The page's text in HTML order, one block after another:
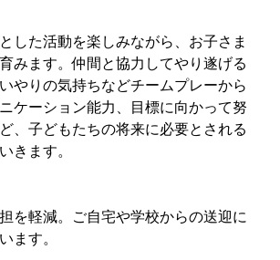
した活動を楽しみながら、お子さま
みます。仲間と協力してやり遂げる
やりの気持ちなどチームプレーから
ケーション能力、目標に向かって努
、子どもたちの将来に必要とされる
きます。
を軽減。ご自宅や学校からの送迎に
ます。